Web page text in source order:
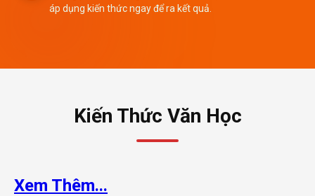
áp dụng kiến thức ngay để ra kết quả.
Kiến Thức Văn Học
Xem Thêm...